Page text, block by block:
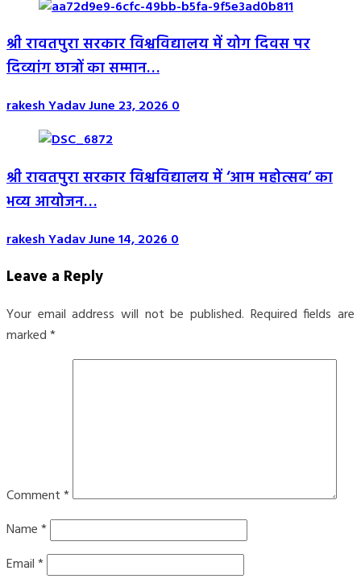
श्री रावतपुरा सरकार विश्वविद्यालय में योग दिवस पर
दिव्यांग छात्रों का सम्मान…
rakesh YadavJune 23, 20260
श्री रावतपुरा सरकार विश्वविद्यालय में ‘आम महोत्सव’ का
भव्य आयोजन…
rakesh YadavJune 14, 20260
Leave a Reply
Your email address will not be published. Required fields are
marked*
Comment*
Name*
Email*